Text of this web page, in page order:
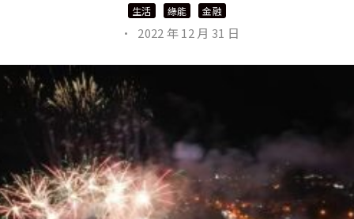
生活
綠能 金融
· 2022 年 12 月 31 日